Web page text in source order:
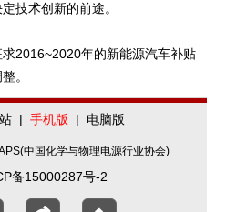
技术创新的前途。
年的新能源汽车补贴
。
| 手机版 | 电脑版
中国化学与物理电源行业协会)
备15000287号-2